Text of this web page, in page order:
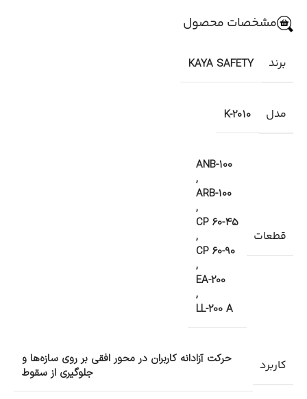
مشخصات محصول
برند KAYA SAFETY
مدل K-2010
قطعات
ANB-100
,
ARB-100
,
CP 60-45
,
CP 60-90
,
EA-200
,
LL-200 A
کاربرد
حرکت آزادانه کاربران در محور افقی بر روی سازه‌ها و
جلوگیری از سقوط